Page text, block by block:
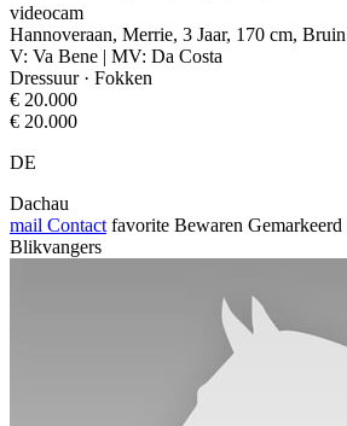
videocam
Hannoveraan, Merrie, 3 Jaar, 170 cm, Bruin
V: Va Bene | MV: Da Costa
Dressuur · Fokken
€ 20.000
€ 20.000
DE
Dachau
mail Contact favorite Bewaren Gemarkeerd
Blikvangers